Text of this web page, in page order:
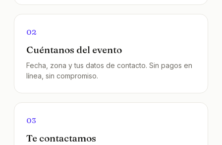
02
Cuéntanos del evento
Fecha, zona y tus datos de contacto. Sin pagos en
línea, sin compromiso.
03
Te contactamos